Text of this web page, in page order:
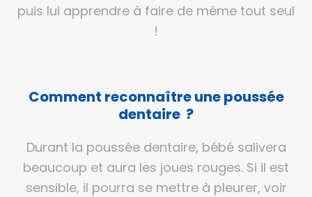
puis lui apprendre à faire de même tout seul
!
Comment reconnaître une poussée
dentaire ?
Durant la poussée dentaire, bébé salivera
beaucoup et aura les joues rouges. Si il est
sensible, il pourra se mettre à pleurer, voir